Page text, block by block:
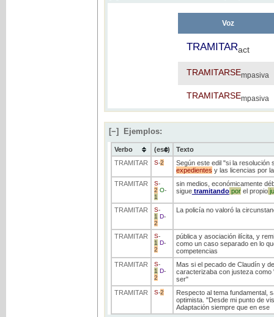
Voz
TRAMITARact
TRAMITARSEmpasiva
TRAMITARSEmpasiva
[−] Ejemplos:
Verbo (ess)
Texto
TRAMITAR
S-2
Según este edil "si la resolución
expedientes y las licencias por
TRAMITAR
S-
2 O-
1
sin medios, económicamente
siguetramitandoporel propio
TRAMITAR S-
1 D-
2
La policía no valoró la
TRAMITAR S-
1 D-
2
pública y asociación ilícita, y
como un caso separado en lo
competencias
TRAMITAR
S-
1 D-
2
Mas si el pecado de Claudín y
caracterizaba con justeza como
ser"
TRAMITAR
S-2
Respecto al tema fundamental,
optimista. "Desde mi punto de
Adaptación siempre que en ese